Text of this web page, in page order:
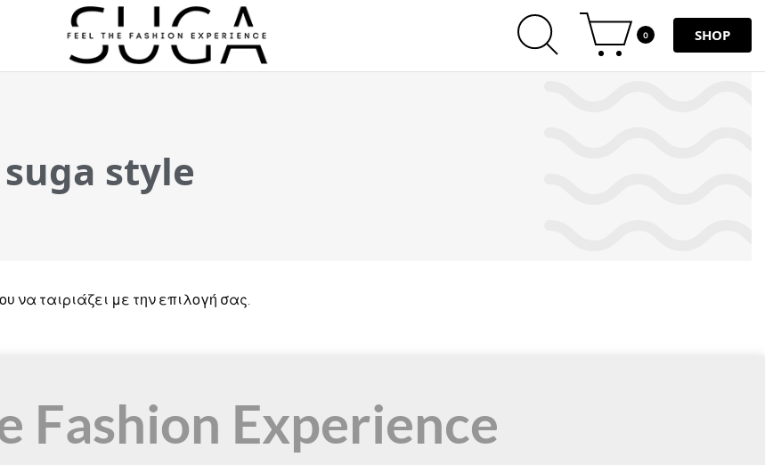
0 SHOP
style
να ταιριάζει με την επιλογή σας.
Fashion Experience